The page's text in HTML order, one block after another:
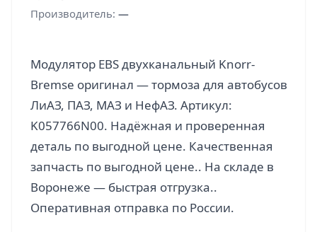
Производитель: —
Модулятор EBS двухканальный Knorr-
Bremse оригинал — тормоза для автобусов
ЛиАЗ, ПАЗ, МАЗ и НефАЗ. Артикул:
K057766N00. Надёжная и проверенная
деталь по выгодной цене. Качественная
запчасть по выгодной цене.. На складе в
Воронеже — быстрая отгрузка..